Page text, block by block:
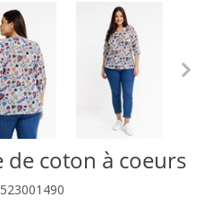
coton à coeurs